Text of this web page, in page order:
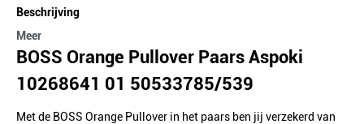
Beschrijving
Meer
BOSS Orange Pullover Paars Aspoki
10268641 01 50533785/539
Met de BOSS Orange Pullover in het paars ben jij verzekerd van